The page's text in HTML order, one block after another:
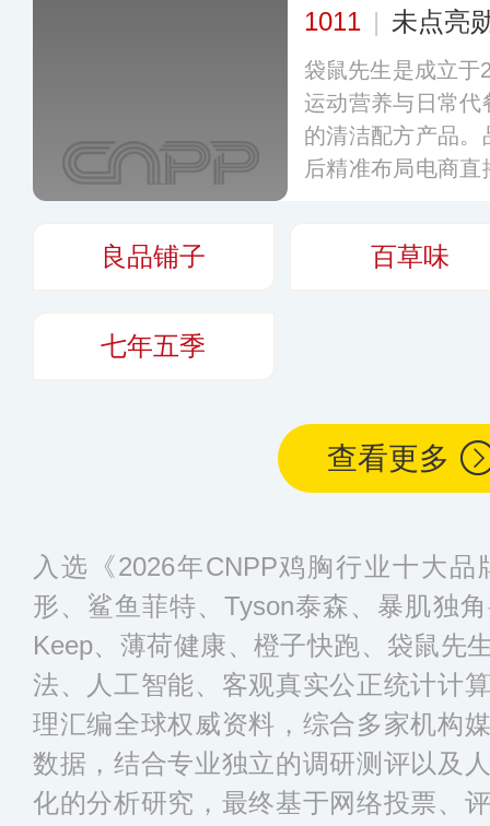
1011 | 未点亮
袋鼠先生是成立于
运动营养与日常
的清洁配方产品
后精准布局电商
盖全国多个城市。
良品铺子 百草味
七年五季
查看更多
入选《2026年CNPP鸡胸行业十大
形、鲨鱼菲特、Tyson泰森、暴肌独
Keep、薄荷健康、橙子快跑、袋鼠先
法、人工智能、客观真实公正统计计
理汇编全球权威资料，综合多家机构
数据，结合专业独立的调研测评以及
化的分析研究，最终基于网络投票、